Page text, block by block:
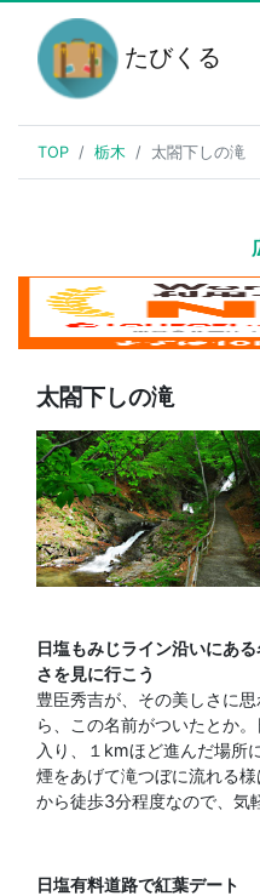
たびくる
TOP 栃木 太閤下しの滝
太閤下しの滝
日塩もみじライン沿いにあ
さを見に行こう
豊臣秀吉が、その美しさに
ら、この名前がついたとか
入り、１kmほど進んだ場所
煙をあげて滝つぼに流れる
から徒歩3分程度なので、気
日塩有料道路で紅葉デート